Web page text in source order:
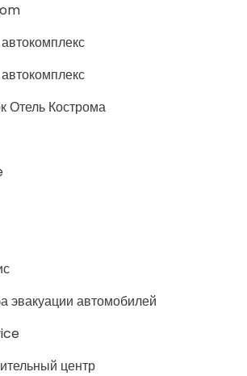
Отель Кострома
эвакуации автомобилей
центр